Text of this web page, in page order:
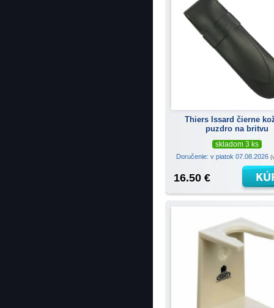
Thiers Issard čierne
puzdro na britvu
skladom 3 ks
Doručenie: v piatok 07.08.2026
16.50 €